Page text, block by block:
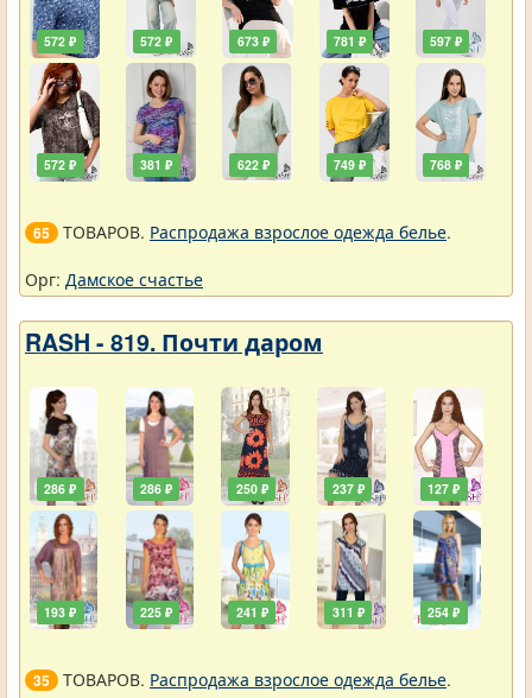
572 ₽
572 ₽
572 ₽
381 ₽
673 ₽
622 ₽
781 ₽
749 ₽
597 ₽
768 ₽
65 ТОВАРОВ. Распродажа взрослое одежда белье.
Орг: Дамское счастье
RASH - 819. Почти даром
286 ₽
193 ₽
286 ₽
225 ₽
250 ₽
241 ₽
237 ₽
311 ₽
127 ₽
254 ₽
35 ТОВАРОВ. Распродажа взрослое одежда белье.